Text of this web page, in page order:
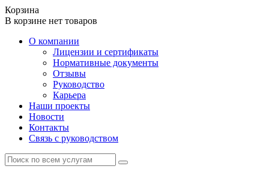
Корзина
В корзине нет товаров
О компании
Лицензии и сертификаты
Нормативные документы
Отзывы
Руководство
Карьера
Наши проекты
Новости
Контакты
Связь с руководством